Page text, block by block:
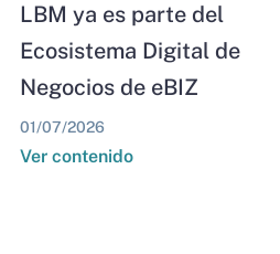
LBM ya es parte del
Ecosistema Digital de
Negocios de eBIZ
01/07/2026
Ver contenido